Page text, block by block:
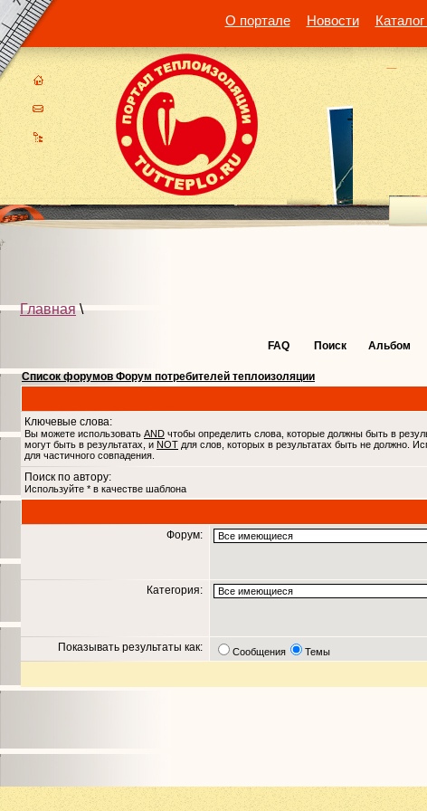
О портале Новости
Главная\
FAQ Поиск Альбом
Список форумов Форум потребителей теплоизоляции
Ключевые слова:
Вы можете использовать AND чтобы определить слова, которые должны быть в
могут быть в результатах, и NOT для слов, которых в результатах быть не должно.
для частичного совпадения.
Поиск по автору:
Используйте * в качестве шаблона
Форум:
Категория:
Показывать результаты как: Сообщения Темы